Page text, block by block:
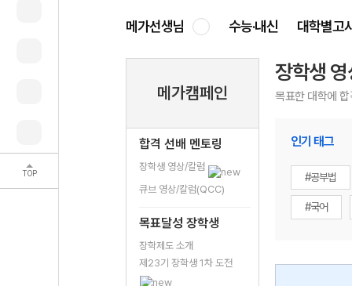
TOP
메가선생님 수능·내신 대학별고
메가캠페인
합격 선배 멘토링
장학생 영상/칼럼
큐브 영상/칼럼(QCC)
목표달성 장학생
장학제도 소개
제23기 장학생 1차 도전
장학생
목표한 대학에
인기 태그
#공부법
#국어